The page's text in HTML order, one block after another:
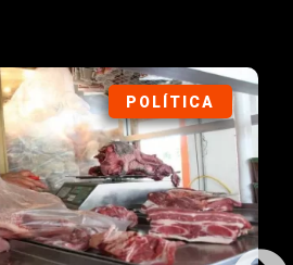
POLÍTICA